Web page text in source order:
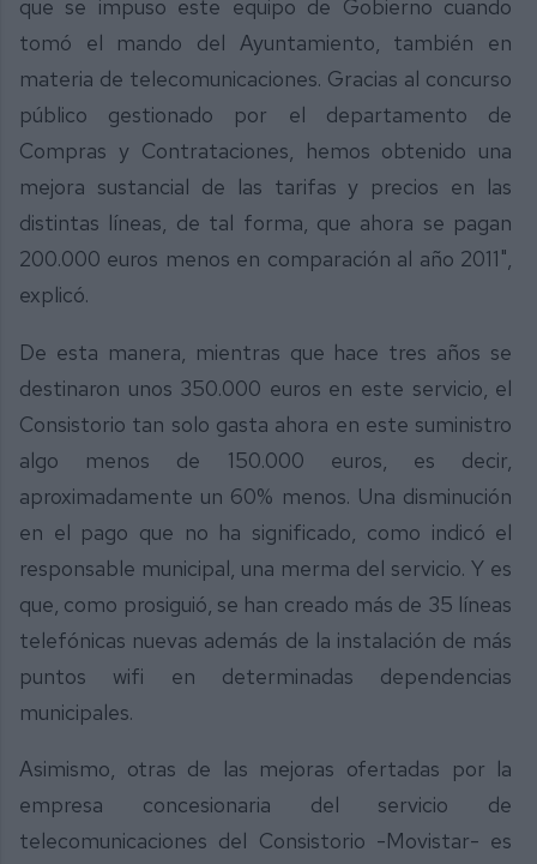
que se impuso este equipo de Gobierno cuando
tomó el mando del Ayuntamiento, también en
materia de telecomunicaciones. Gracias al concurso
público gestionado por el departamento de
Compras y Contrataciones, hemos obtenido una
mejora sustancial de las tarifas y precios en las
distintas líneas, de tal forma, que ahora se pagan
200.000 euros menos en comparación al año 2011",
explicó.
De esta manera, mientras que hace tres años se
destinaron unos 350.000 euros en este servicio, el
Consistorio tan solo gasta ahora en este suministro
algo menos de 150.000 euros, es decir,
aproximadamente un 60% menos. Una disminución
en el pago que no ha significado, como indicó el
responsable municipal, una merma del servicio. Y es
que, como prosiguió, se han creado más de 35 líneas
telefónicas nuevas además de la instalación de más
puntos wifi en determinadas dependencias
municipales.
Asimismo, otras de las mejoras ofertadas por la
empresa concesionaria del servicio de
telecomunicaciones del Consistorio -Movistar- es